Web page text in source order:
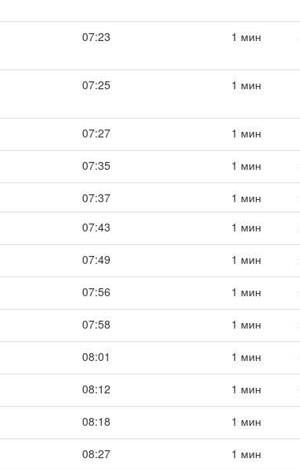
07:23 1 мин
07:25 1 мин
07:27 1 мин
07:35 1 мин
07:37 1 мин
07:43 1 мин
07:49 1 мин
07:56 1 мин
07:58 1 мин
08:01 1 мин
08:12 1 мин
08:18 1 мин
08:27 1 мин